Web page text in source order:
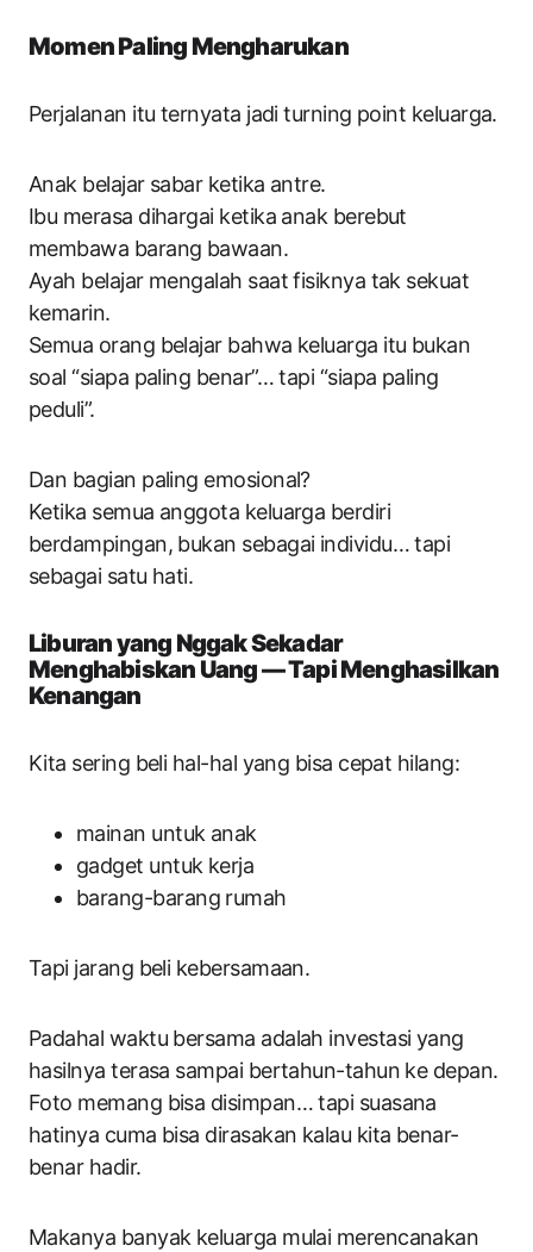
Momen Paling Mengharukan
Perjalanan itu ternyata jadi turning point keluarga.
Anak belajar sabar ketika antre.
Ibu merasa dihargai ketika anak berebut
membawa barang bawaan.
Ayah belajar mengalah saat fisiknya tak sekuat
kemarin.
Semua orang belajar bahwa keluarga itu bukan
soal “siapa paling benar”… tapi “siapa paling
peduli”.
Dan bagian paling emosional?
Ketika semua anggota keluarga berdiri
berdampingan, bukan sebagai individu… tapi
sebagai satu hati.
Liburan yang Nggak Sekadar
Menghabiskan Uang — Tapi Menghasilkan
Kenangan
Kita sering beli hal-hal yang bisa cepat hilang:
mainan untuk anak
gadget untuk kerja
barang-barang rumah
Tapi jarang beli kebersamaan.
Padahal waktu bersama adalah investasi yang
hasilnya terasa sampai bertahun-tahun ke depan.
Foto memang bisa disimpan… tapi suasana
hatinya cuma bisa dirasakan kalau kita benar-
benar hadir.
Makanya banyak keluarga mulai merencanakan